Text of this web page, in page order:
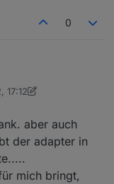
0
#9 )
thread/165860-
08-5-r/?pageNo=1
in der Liste
SHM benötigen
einschaltet.
17:12
aber auch
der adapter in
mich bringt,